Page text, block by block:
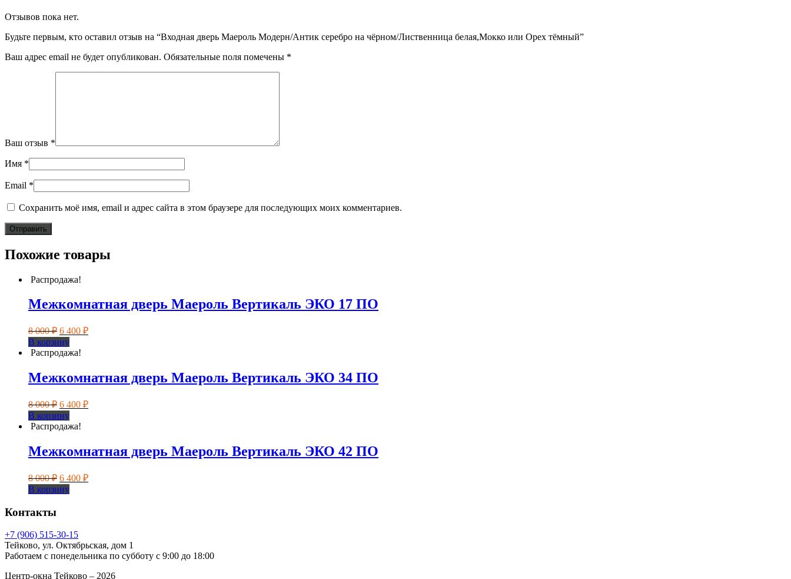
Отзывов пока нет.
Будьте первым, кто оставил отзыв на “Входная дверь Маероль Модерн/Антик серебро на чёрном/Лиственница белая,Мокко или Орех тёмный”
Ваш адрес email не будет опубликован. Обязательные поля помечены *
Ваш отзыв *
Имя *
Email *
Сохранить моё имя, email и адрес сайта в этом браузере для последующих моих комментариев.
Похожие товары
Распродажа!
Межкомнатная дверь Маероль Вертикаль ЭКО 17 ПО
8 000₽ Первоначальная
цена
составляла
8
6 400 ₽Текущая
В корзину
Распродажа!
Межкомнатная дверь Маероль Вертикаль ЭКО 34 ПО
8 000₽ Первоначальная
цена
составляла
8
6 400 ₽Текущая
В корзину
Распродажа!
Межкомнатная дверь Маероль Вертикаль ЭКО 42 ПО
8 000₽ Первоначальная
цена
составляла
6 400 ₽Текущая
В корзину
Контакты
+7 (906) 515-30-15
Тейково, ул. Октябрьская, дом 1
Работаем с понедельника по субботу с 9:00 до 18:00
Центр-окна Тейково – 2026